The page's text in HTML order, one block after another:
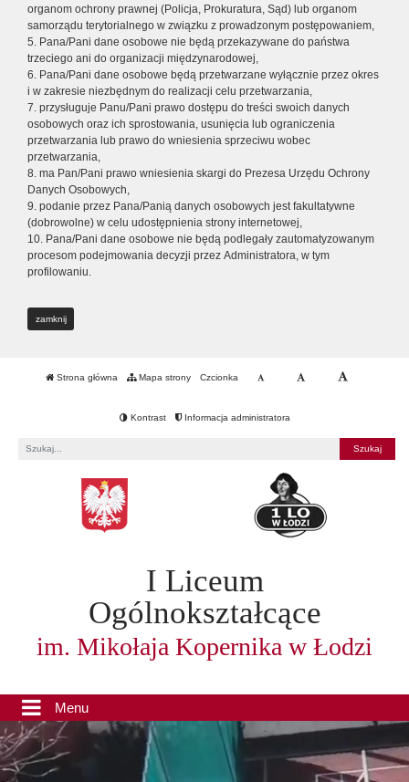
organom ochrony prawnej (Policja, Prokuratura, Sąd) lub organom
samorządu terytorialnego w związku z prowadzonym postępowaniem,
5. Pana/Pani dane osobowe nie będą przekazywane do państwa
trzeciego ani do organizacji międzynarodowej,
6. Pana/Pani dane osobowe będą przetwarzane wyłącznie przez okres
i w zakresie niezbędnym do realizacji celu przetwarzania,
7. przysługuje Panu/Pani prawo dostępu do treści swoich danych
osobowych oraz ich sprostowania, usunięcia lub ograniczenia
przetwarzania lub prawo do wniesienia sprzeciwu wobec
przetwarzania,
8. ma Pan/Pani prawo wniesienia skargi do Prezesa Urzędu Ochrony
Danych Osobowych,
9. podanie przez Pana/Panią danych osobowych jest fakultatywne
(dobrowolne) w celu udostępnienia strony internetowej,
10. Pana/Pani dane osobowe nie będą podlegały zautomatyzowanym
procesom podejmowania decyzji przez Administratora, w tym
profilowaniu.
zamknij
Strona główna Mapa strony Czcionka
Kontrast Informacja administratora
I Liceum
Ogólnokształcące
im. Mikołaja Kopernika w Łodzi
Menu